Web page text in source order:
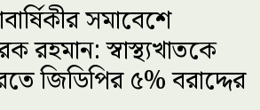
সমাবেশে
রহমান: স্বাস্থ্যখাতকে
জিডিপির ৫% বরাদ্দের